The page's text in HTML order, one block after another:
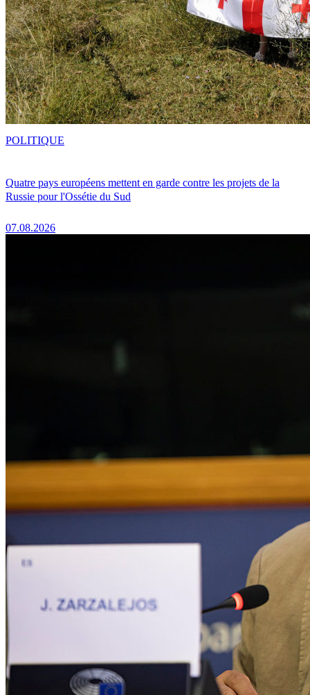
Quatre pays européens mettent en garde contre les projets de la
Russie pour l'Ossétie du Sud
07.08.2026
POLITIQUE